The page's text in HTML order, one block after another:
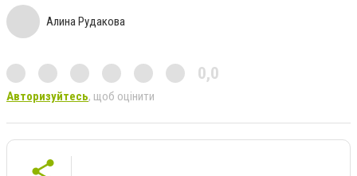
Алина Рудакова
0,0
Авторизуйтесь, щоб оцінити